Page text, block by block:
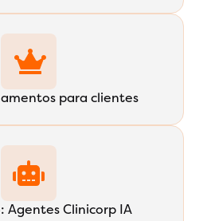
para clientes
Agentes Clinicorp IA